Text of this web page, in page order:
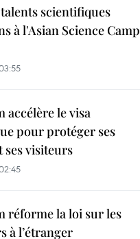
scientifiques
à l'Asian Science Camp
accélère le visa
pour protéger ses
ses visiteurs
réforme la loi sur les
à l’étranger